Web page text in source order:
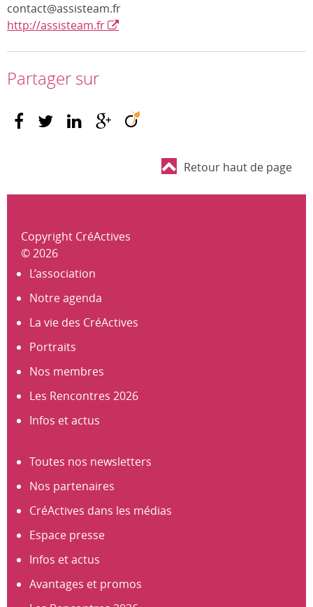
contact@assisteam.fr
http://assisteam.fr
Partager sur
Retour haut de page
Copyright CréActives
© 2026
L’association
Notre agenda
La vie des CréActives
Portraits
Nos membres
Les Rencontres 2026
Infos et actus
Toutes nos newsletters
Nos partenaires
CréActives dans les médias
Espace presse
Infos et actus
Avantages et promos